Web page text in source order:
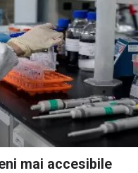
mai accesibile